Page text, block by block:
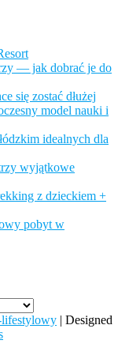
— jak dobrać je do
się zostać dłużej
model nauki i
idealnych dla
wyjątkowe
z dzieckiem +
pobyt w
lifestylowy | Designed